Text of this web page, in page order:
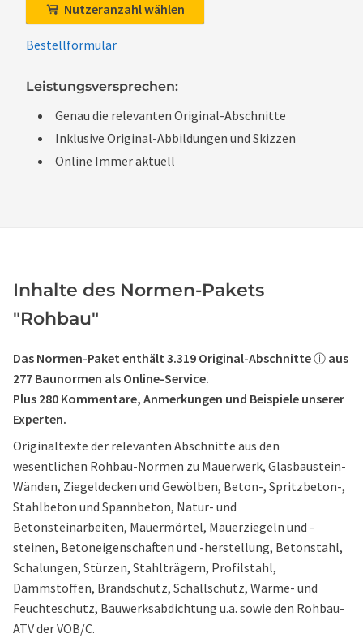
Nutzeranzahl wählen
Bestellformular
Leistungsversprechen:
Genau die relevanten Original-Abschnitte
Inklusive Original-Abbildungen und Skizzen
Online Immer aktuell
Inhalte des Normen-Pakets
"Rohbau"
Das Normen-Paket enthält 3.319 Original-Abschnitte ⓘ aus
277 Baunormen als Online-Service.
Plus 280 Kommentare, Anmerkungen und Beispiele unserer
Experten.
Originaltexte der relevanten Abschnitte aus den
wesentlichen Rohbau-Normen zu Mauerwerk, Glasbaustein-
Wänden, Ziegeldecken und Gewölben, Beton-, Spritzbeton-,
Stahlbeton und Spannbeton, Natur- und
Betonsteinarbeiten, Mauermörtel, Mauerziegeln und -
steinen, Betoneigenschaften und -herstellung, Betonstahl,
Schalungen, Stürzen, Stahlträgern, Profilstahl,
Dämmstoffen, Brandschutz, Schallschutz, Wärme- und
Feuchteschutz, Bauwerksabdichtung u.a. sowie den Rohbau-
ATV der VOB/C.